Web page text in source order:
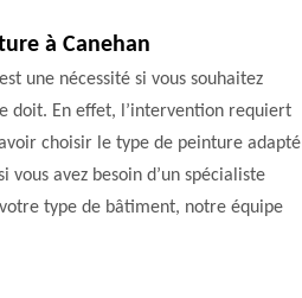
à Canehan
une nécessité si vous souhaitez
doit. En effet, l’intervention requiert
choisir le type de peinture adapté
avez besoin d’un spécialiste
type de bâtiment, notre équipe